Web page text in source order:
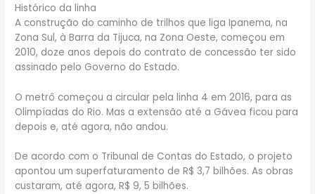
Histórico da linha
A construção do caminho de trilhos que liga Ipanema, na
Zona Sul, à Barra da Tijuca, na Zona Oeste, começou em
2010, doze anos depois do contrato de concessão ter sido
assinado pelo Governo do Estado.
O metrô começou a circular pela linha 4 em 2016, para as
Olimpíadas do Rio. Mas a extensão até a Gávea ficou para
depois e, até agora, não andou.
De acordo com o Tribunal de Contas do Estado, o projeto
apontou um superfaturamento de R$ 3,7 bilhões. As obras
custaram, até agora, R$ 9, 5 bilhões.